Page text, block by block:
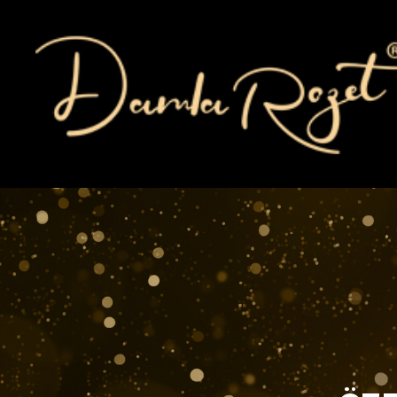
ÜLKE BAYRAKLI ROZET